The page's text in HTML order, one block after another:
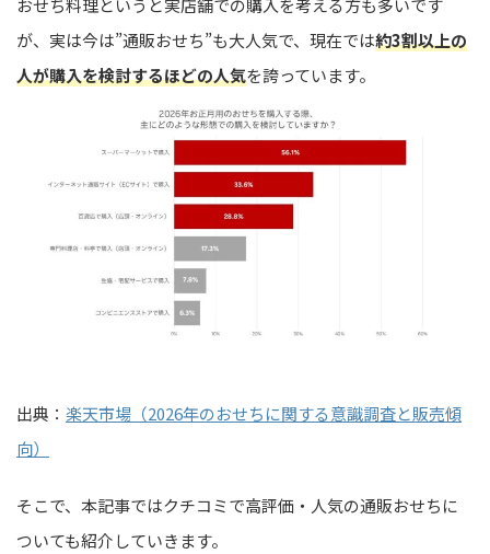
おせち料理というと実店舗での購入を考える方も多いです
が、実は今は”通販おせち”も大人気で、現在では約3割以上の
人が購入を検討するほどの人気を誇っています。
出典： 楽天市場（2026年のおせちに関する意識調査と販売傾
向）
そこで、本記事ではクチコミで高評価・人気の通販おせちに
ついても紹介していきます。